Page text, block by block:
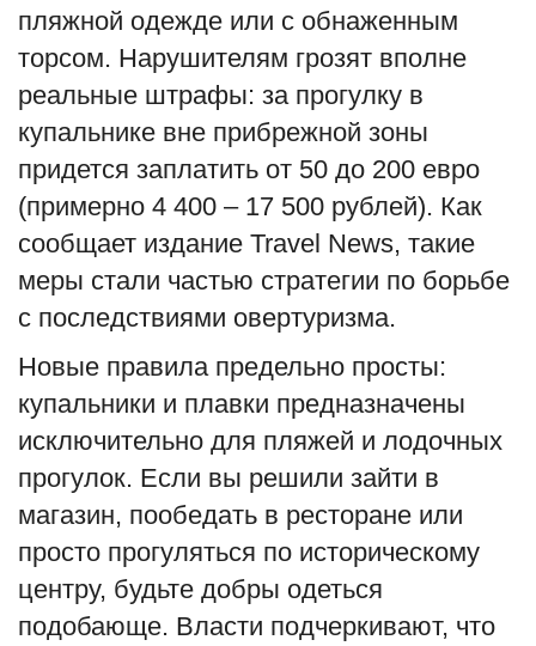
Язык
English Русский
пляжной одежде или с обнаженным
торсом. Нарушителям грозят вполне
реальные штрафы: за прогулку в
купальнике вне прибрежной зоны
придется заплатить от 50 до 200 евро
(примерно 4 400 – 17 500 рублей). Как
сообщает издание Travel News, такие
меры стали частью стратегии по борьбе
с последствиями овертуризма.
Новые правила предельно просты:
купальники и плавки предназначены
исключительно для пляжей и лодочных
прогулок. Если вы решили зайти в
магазин, пообедать в ресторане или
просто прогуляться по историческому
центру, будьте добры одеться
подобающе. Власти подчеркивают, что